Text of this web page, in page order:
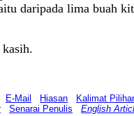
daripada lima buah
E-Mail Hiasan
Kalimat
Senarai Penulis English